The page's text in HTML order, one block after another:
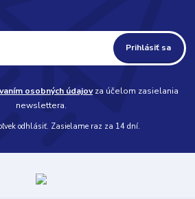
Prihlásiť sa
osobných údajovza účelom zasielania
newslettera.
odhlásiť. Zasielame raz za 14 dní.